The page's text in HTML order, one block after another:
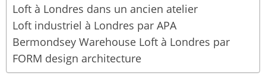
Loft à Londres dans un ancien atelier
Loft industriel à Londres par APA
Bermondsey Warehouse Loft à Londres par
FORM design architecture